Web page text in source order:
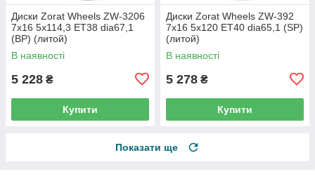
Диски Zorat Wheels ZW-3206
7x16 5x114,3 ET38 dia67,1
(BP) (литой)
В наявності
5 228 ₴
Купити
Диски Zorat Wheels ZW-392
7x16 5x120 ET40 dia65,1 (SP)
(литой)
В наявності
5 278 ₴
Купити
Показати ще